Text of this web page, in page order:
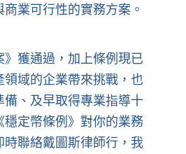
業可行性的實務方案。
》獲通過，加上條例現已
領域的企業帶來挑戰，也
備、及早取得專業指導十
穩定幣條例》對你的業務
時聯絡戴圖斯律師行，我